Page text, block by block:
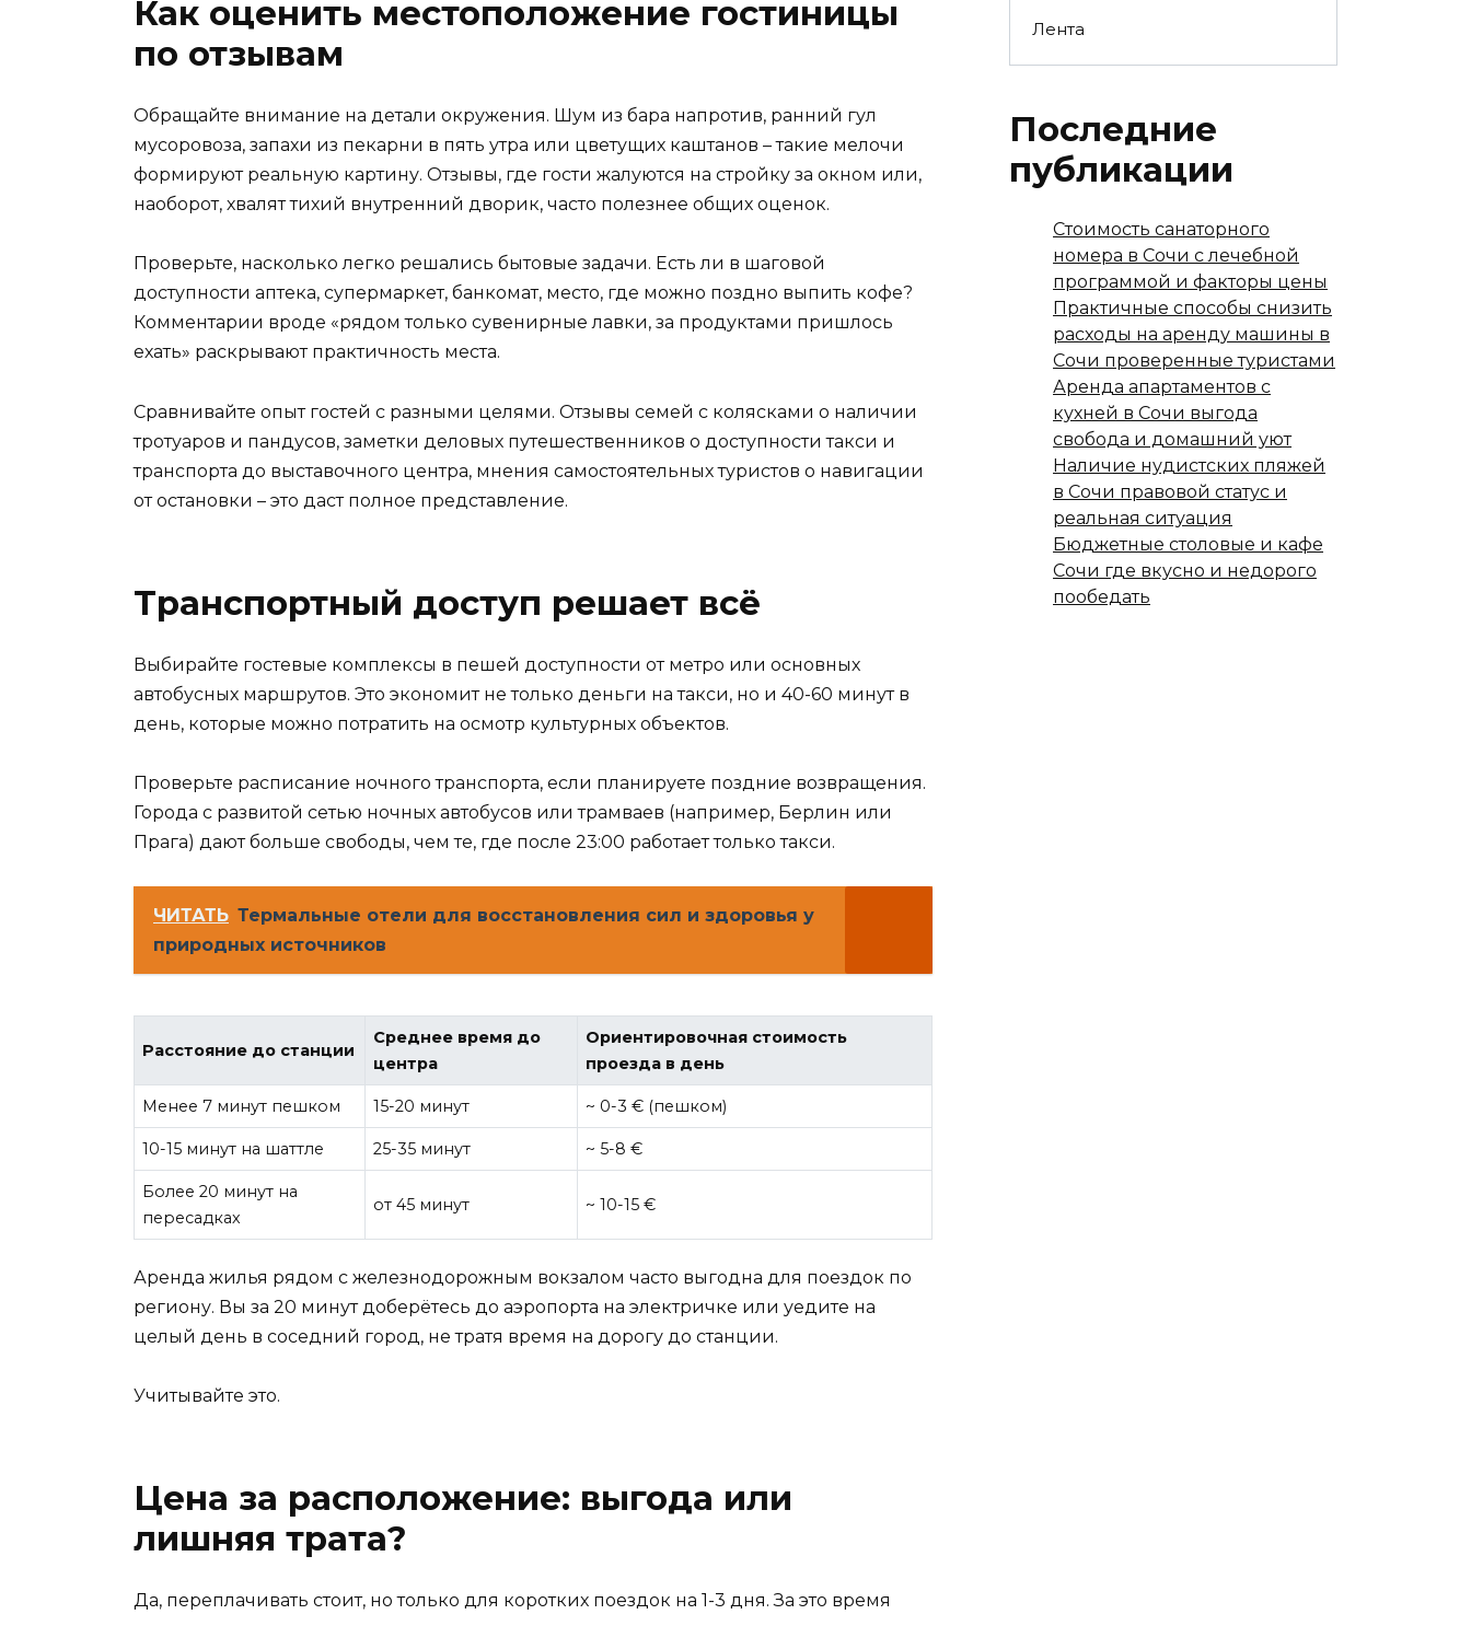
Как оценить местоположение гостиницы
по отзывам
Обращайте внимание на детали окружения. Шум из бара напротив, ранний гул
мусоровоза, запахи из пекарни в пять утра или цветущих каштанов – такие мелочи
формируют реальную картину. Отзывы, где гости жалуются на стройку за окном или,
наоборот, хвалят тихий внутренний дворик, часто полезнее общих оценок.
Проверьте, насколько легко решались бытовые задачи. Есть ли в шаговой
доступности аптека, супермаркет, банкомат, место, где можно поздно выпить кофе?
Комментарии вроде «рядом только сувенирные лавки, за продуктами пришлось
ехать» раскрывают практичность места.
Сравнивайте опыт гостей с разными целями. Отзывы семей с колясками о наличии
тротуаров и пандусов, заметки деловых путешественников о доступности такси и
транспорта до выставочного центра, мнения самостоятельных туристов о навигации
от остановки – это даст полное представление.
Транспортный доступ решает всё
Выбирайте гостевые комплексы в пешей доступности от метро или основных
автобусных маршрутов. Это экономит не только деньги на такси, но и 40-60 минут в
день, которые можно потратить на осмотр культурных объектов.
Проверьте расписание ночного транспорта, если планируете поздние возвращения.
Города с развитой сетью ночных автобусов или трамваев (например, Берлин или
Прага) дают больше свободы, чем те, где после 23:00 работает только такси.
ЧИТАТЬ Термальные отели для восстановления сил и здоровья у
природных источников
Расстояние до станции
Среднее время до
центра
Ориентировочная стоимость
проезда в день
Менее 7 минут пешком 15-20 минут ~ 0-3 € (пешком)
10-15 минут на шаттле 25-35 минут ~ 5-8 €
Более 20 минут на
пересадках
от 45 минут ~ 10-15 €
Аренда жилья рядом с железнодорожным вокзалом часто выгодна для поездок по
региону. Вы за 20 минут доберётесь до аэропорта на электричке или уедите на
целый день в соседний город, не тратя время на дорогу до станции.
Учитывайте это.
Цена за расположение: выгода или
лишняя трата?
Да, переплачивать стоит, но только для коротких поездок на 1-3 дня. За это время
Лента
Последние
публикации
Стоимость санаторного
номера в Сочи с лечебной
программой и факторы цены
Практичные способы снизить
расходы на аренду машины в
Сочи проверенные туристами
Аренда апартаментов с
кухней в Сочи выгода
свобода и домашний уют
Наличие нудистских пляжей
в Сочи правовой статус и
реальная ситуация
Бюджетные столовые и кафе
Сочи где вкусно и недорого
пообедать